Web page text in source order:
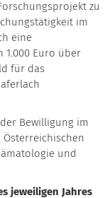
zu
im
eine
Euro über
für das
Bewilligung im
Österreichischen
und
jeweiligen Jahres